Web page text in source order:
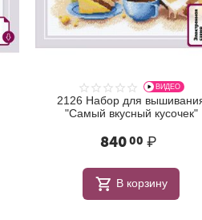
ВИДЕО
2126 Набор для вышивания
"Самый вкусный кусочек"
00 ₽
В корзину